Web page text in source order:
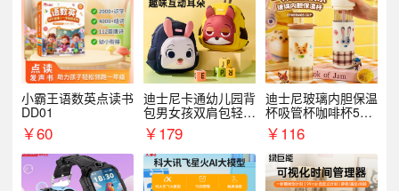
小霸王语数英点读书
DD01
￥60
迪士尼卡通幼儿园背
包男女孩双肩包轻便
可爱小背包B20107
￥179
迪士尼玻璃内胆保温
杯吸管杯咖啡杯530
MLH15135
￥116